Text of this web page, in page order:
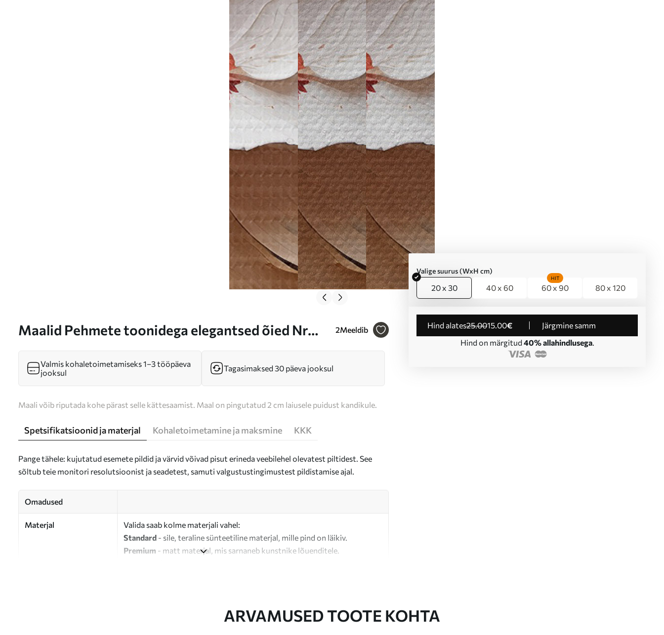
Maalid Pehmete toonidega elegantsed õied Nr
2Meeldib
Valige suurus (WxH cm)
20 x 30 40 x 60 60 x 90
HIT
80 x 120
Hind alates25.0015.00€
Järgmine samm
Hind on märgitud 40% allahindlusega.
Valmis kohaletoimetamiseks 1–3 tööpäeva
jooksul
Tagasimaksed 30 päeva jooksul
Maali võib riputada kohe pärast selle kättesaamist. Maal on pingutatud 2 cm laiusele puidust kandikule.
Spetsifikatsioonid ja materjal Kohaletoimetamine ja maksmine KKK
Pange tähele: kujutatud esemete pildid ja värvid võivad pisut erineda veebilehel olevatest piltidest. See
sõltub teie monitori resolutsioonist ja seadetest, samuti valgustustingimustest pildistamise ajal.
Omadused
Materjal
Valida saab kolme materjali vahel:
Standard - sile, teraline sünteetiline materjal, mille pind on läikiv.
Premium - matt materjal, mis sarnaneb kunstnike lõuenditele.
ARVAMUSED TOOTE KOHTA